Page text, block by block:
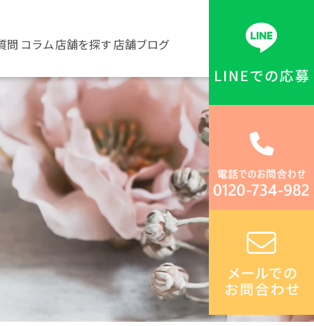
問 コラム店舗を探す 店舗ブログ